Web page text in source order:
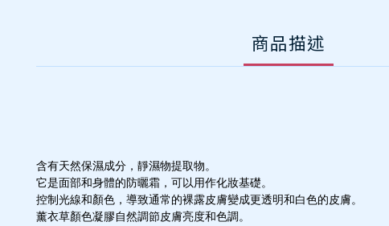
商品描述
含有天然保濕成分，靜濕物提取物。
它是面部和身體的防曬霜，可以用作化妝基礎。
控制光線和顏色，導致通常的裸露皮膚變成更透明和白色的皮膚。
薰衣草顏色凝膠自然調節皮膚亮度和色調。